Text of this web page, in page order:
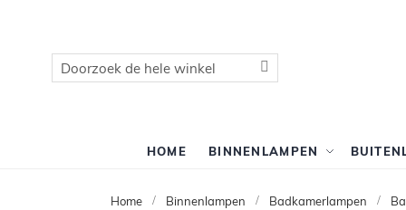
Zoek
HOME BINNENLAMPEN
Home Binnenlampen Badkamerlampen